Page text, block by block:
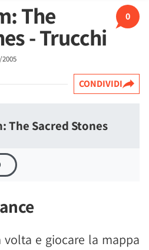
0
The
- Trucchi
CONDIVIDI
The Sacred Stones
e giocare la mappa